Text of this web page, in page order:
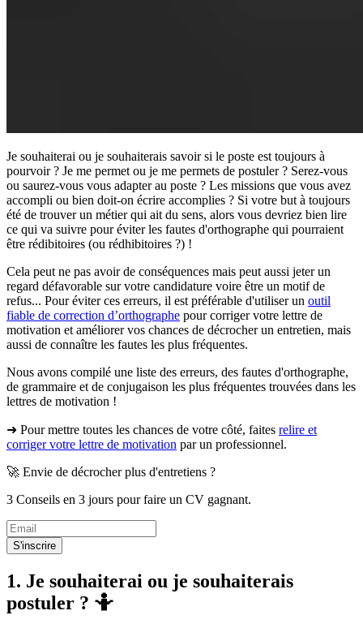
Je souhaiterai ou je souhaiterais savoir si le poste est toujours à
pourvoir ? Je me permet ou je me permets de postuler ? Serez-vous
ou saurez-vous vous adapter au poste ? Les missions que vous avez
accompli ou bien doit-on écrire accomplies ? Si votre but à toujours
été de trouver un métier qui ait du sens, alors vous devriez bien lire
ce qui va suivre pour éviter les fautes d'orthographe qui pourraient
être rédibitoires (ou rédhibitoires ?) !
Cela peut ne pas avoir de conséquences mais peut aussi jeter un
regard défavorable sur votre candidature voire être un motif de
refus... Pour éviter ces erreurs, il est préférable d'utiliser un outil
fiable de correction d’orthographe pour corriger votre lettre de
motivation et améliorer vos chances de décrocher un entretien, mais
aussi de connaître les fautes les plus fréquentes.
Nous avons compilé une liste des erreurs, des fautes d'orthographe,
de grammaire et de conjugaison les plus fréquentes trouvées dans les
lettres de motivation !
➜ Pour mettre toutes les chances de votre côté, faites relire et
corriger votre lettre de motivation par un professionnel.
🚀 Envie de décrocher plus d'entretiens ?
3 Conseils en 3 jours pour faire un CV gagnant.
S'inscrire
1. Je souhaiterai ou je souhaiterais
postuler ? 🤷